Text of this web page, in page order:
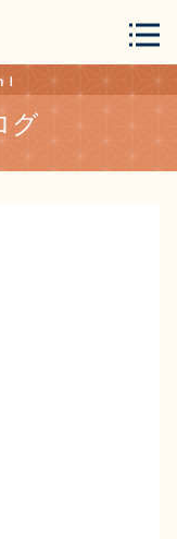
ログイン
グ
グ